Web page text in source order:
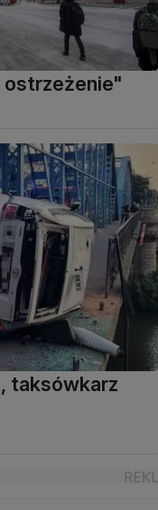
ostrzeżenie"
taksówkarz